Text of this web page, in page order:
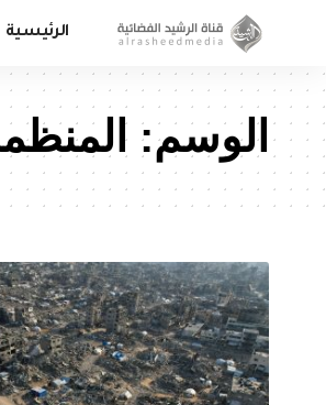
الرئيسية
الوسم: